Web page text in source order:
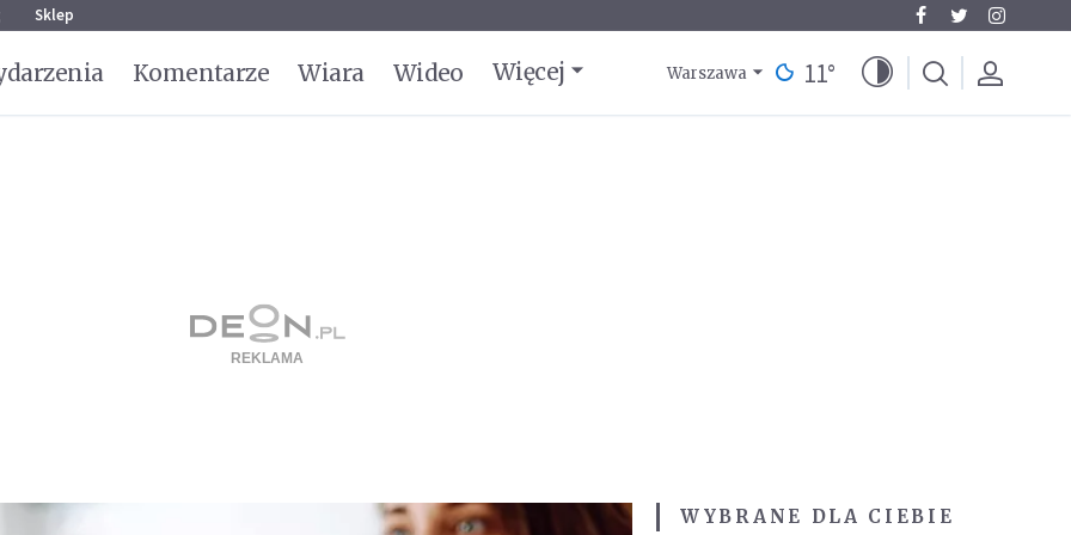
Sklep
Komentarze Wiara Wideo Więcej Warszawa 11°
WYBRANE DLA CIEBIE